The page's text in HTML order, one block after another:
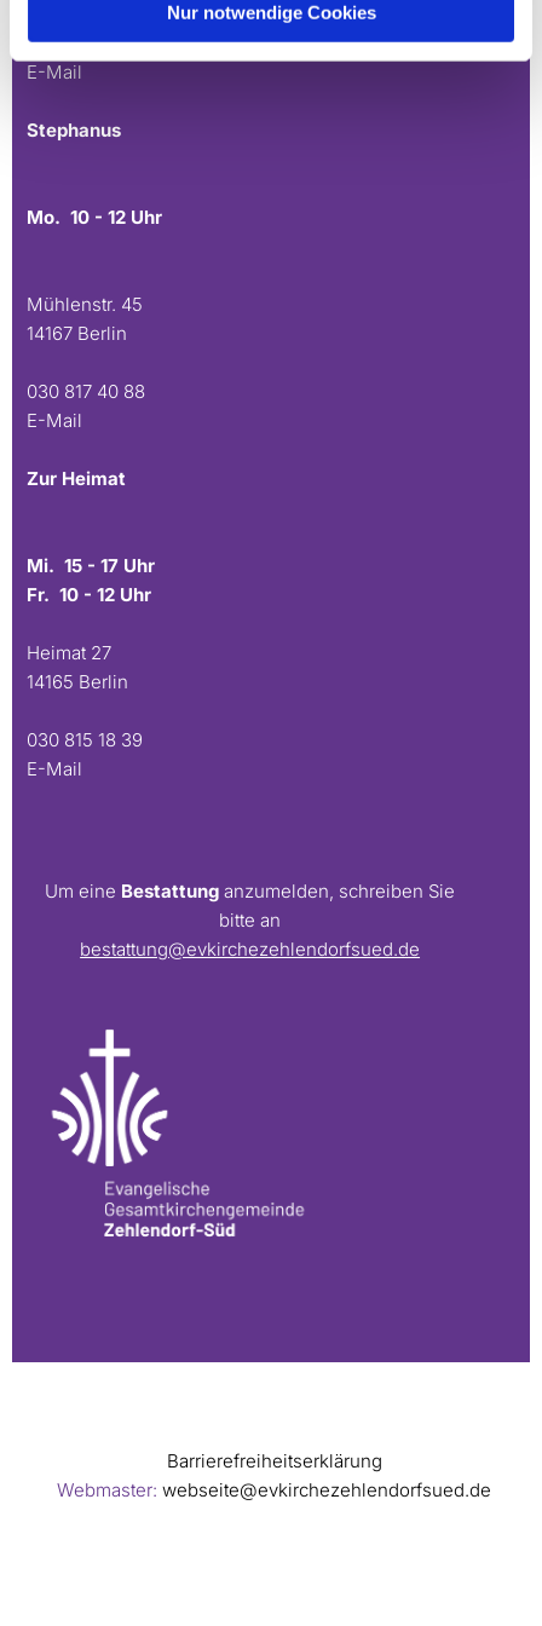
Nur notwendige Cookies
030 815 45 54
E-Mail
Stephanus
Mo. 10 - 12 Uhr
Mühlenstr. 45
14167 Berlin
030 817 40 88
E-Mail
Zur Heimat
Mi. 15 - 17 Uhr
Fr. 10 - 12 Uhr
Heimat 27
14165 Berlin
030 815 18 39
E-Mail
Um eine Bestattung anzumelden, schreiben Sie
bitte an
bestattung@evkirchezehlendorfsued.de
Barrierefreiheitserklärung
Webmaster: webseite@evkirchezehlendorfsued.de